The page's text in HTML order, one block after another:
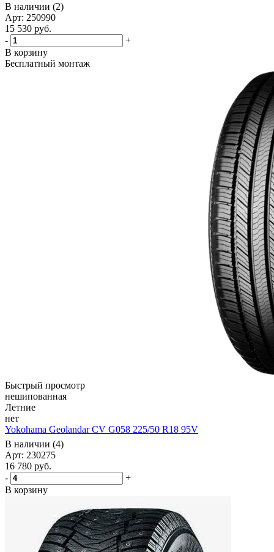
В наличии (2)
Арт: 250990
15 530 руб.
-
+
В корзину
Бесплатный монтаж
Быстрый просмотр
нешипованная
Летние
нет
Yokohama Geolandar CV G058 225/50 R18 95V
В наличии (4)
Арт: 230275
16 780 руб.
-
+
В корзину